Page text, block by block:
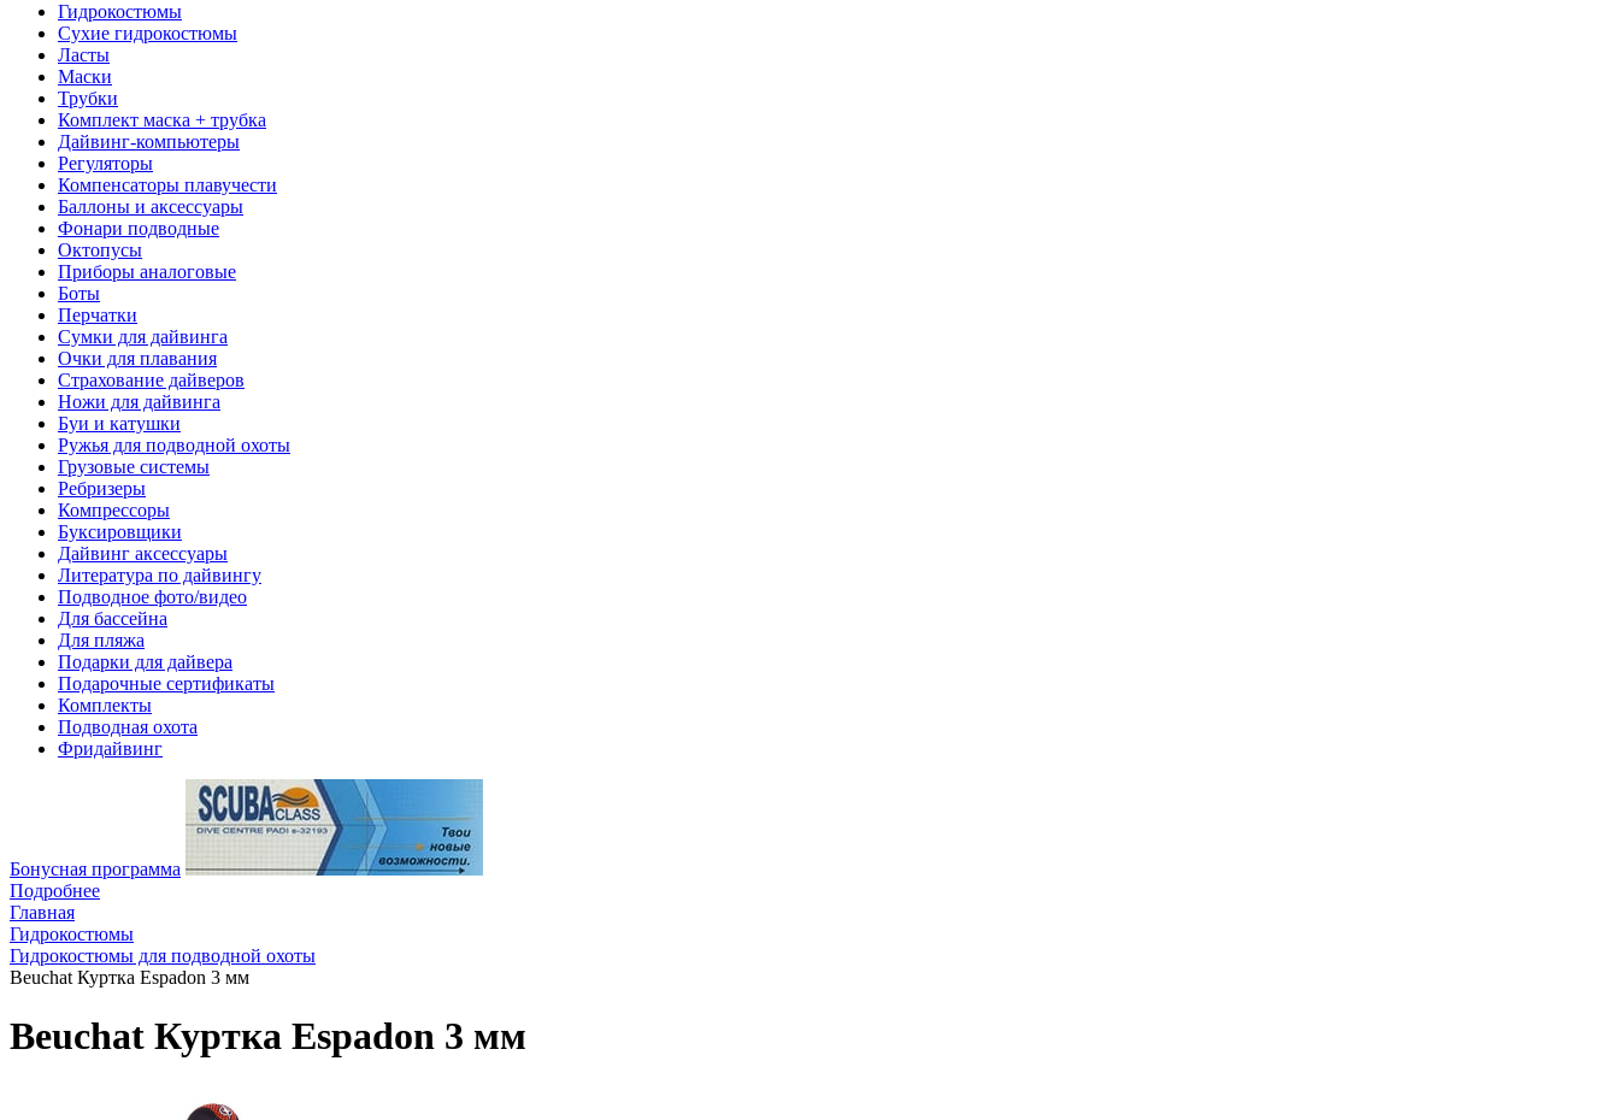
Гидрокостюмы
Сухие гидрокостюмы
Ласты
Маски
Трубки
Комплект маска + трубка
Дайвинг-компьютеры
Регуляторы
Компенсаторы плавучести
Баллоны и аксессуары
Фонари подводные
Октопусы
Приборы аналоговые
Боты
Перчатки
Сумки для дайвинга
Очки для плавания
Страхование дайверов
Ножи для дайвинга
Буи и катушки
Ружья для подводной охоты
Грузовые системы
Ребризеры
Компрессоры
Буксировщики
Дайвинг аксессуары
Литература по дайвингу
Подводное фото/видео
Для бассейна
Для пляжа
Подарки для дайвера
Подарочные сертификаты
Комплекты
Подводная охота
Фридайвинг
Бонусная программа
Подробнее
Главная
Гидрокостюмы
Гидрокостюмы для подводной охоты
Beuchat Куртка Espadon 3 мм
Beuchat Куртка Espadon 3 мм